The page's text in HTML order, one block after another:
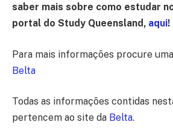
saber mais sobre como estudar
portal do Study Queensland, aqui!
Para mais informações procure uma
Belta
Todas as informações contidas
pertencem ao site da Belta.